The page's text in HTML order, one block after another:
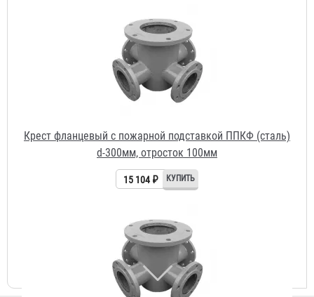
Крест фланцевый с пожарной подставкой ППКФ (сталь)
d-300мм, отросток 100мм
15 104 ₽
Крест фланцевый с пожарной подставкой ППКФ (чугун)
d-300мм, отросток 250мм